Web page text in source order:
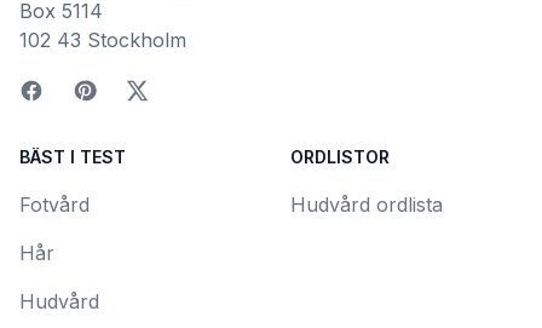
Box 5114
102 43 Stockholm
BÄST I TEST
Fotvård
Hår
Hudvård
ORDLISTOR
Hudvård ordlista